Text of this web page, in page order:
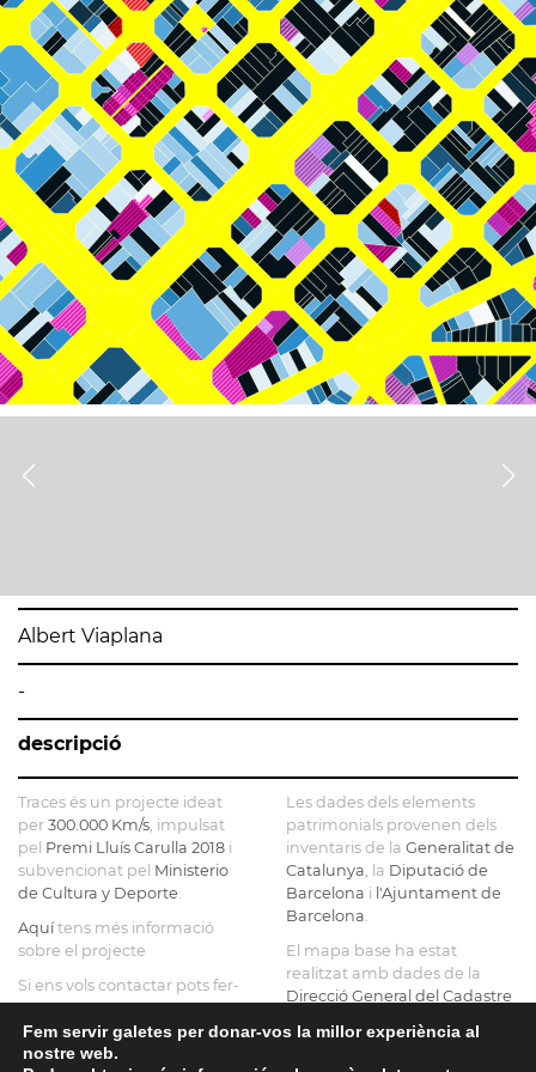
Albert Viaplana
-
descripció
Traces és un projecte ideat
per 300.000 Km/s , impulsat
pel Premi Lluís Carulla 2018 i
subvencionat pel Ministerio
de Cultura y Deporte
Aquítens més informació
sobre el projecte
Si ens vols contactar pots fer-
ho ainfo@tracesmap.org
Les dades dels elements
patrimonials provenen dels
inventaris de la Generalitat de
Catalunya , la Diputació de
Barcelona i l'Ajuntament de
Barcelona
El mapa base ha estat
realitzat amb dades de la
Direcció General del Cadastre
Geològic de Catalunya, la
Generalitat de Catalunya
Fem servir galetes per donar-vos la millor experiència al
nostre web.